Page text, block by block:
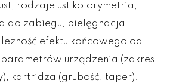
rodzaje ust kolorymetria,
do zabiegu, pielęgnacja
efektu końcowego od
urządzenia (zakres
kartridża (grubość, taper).